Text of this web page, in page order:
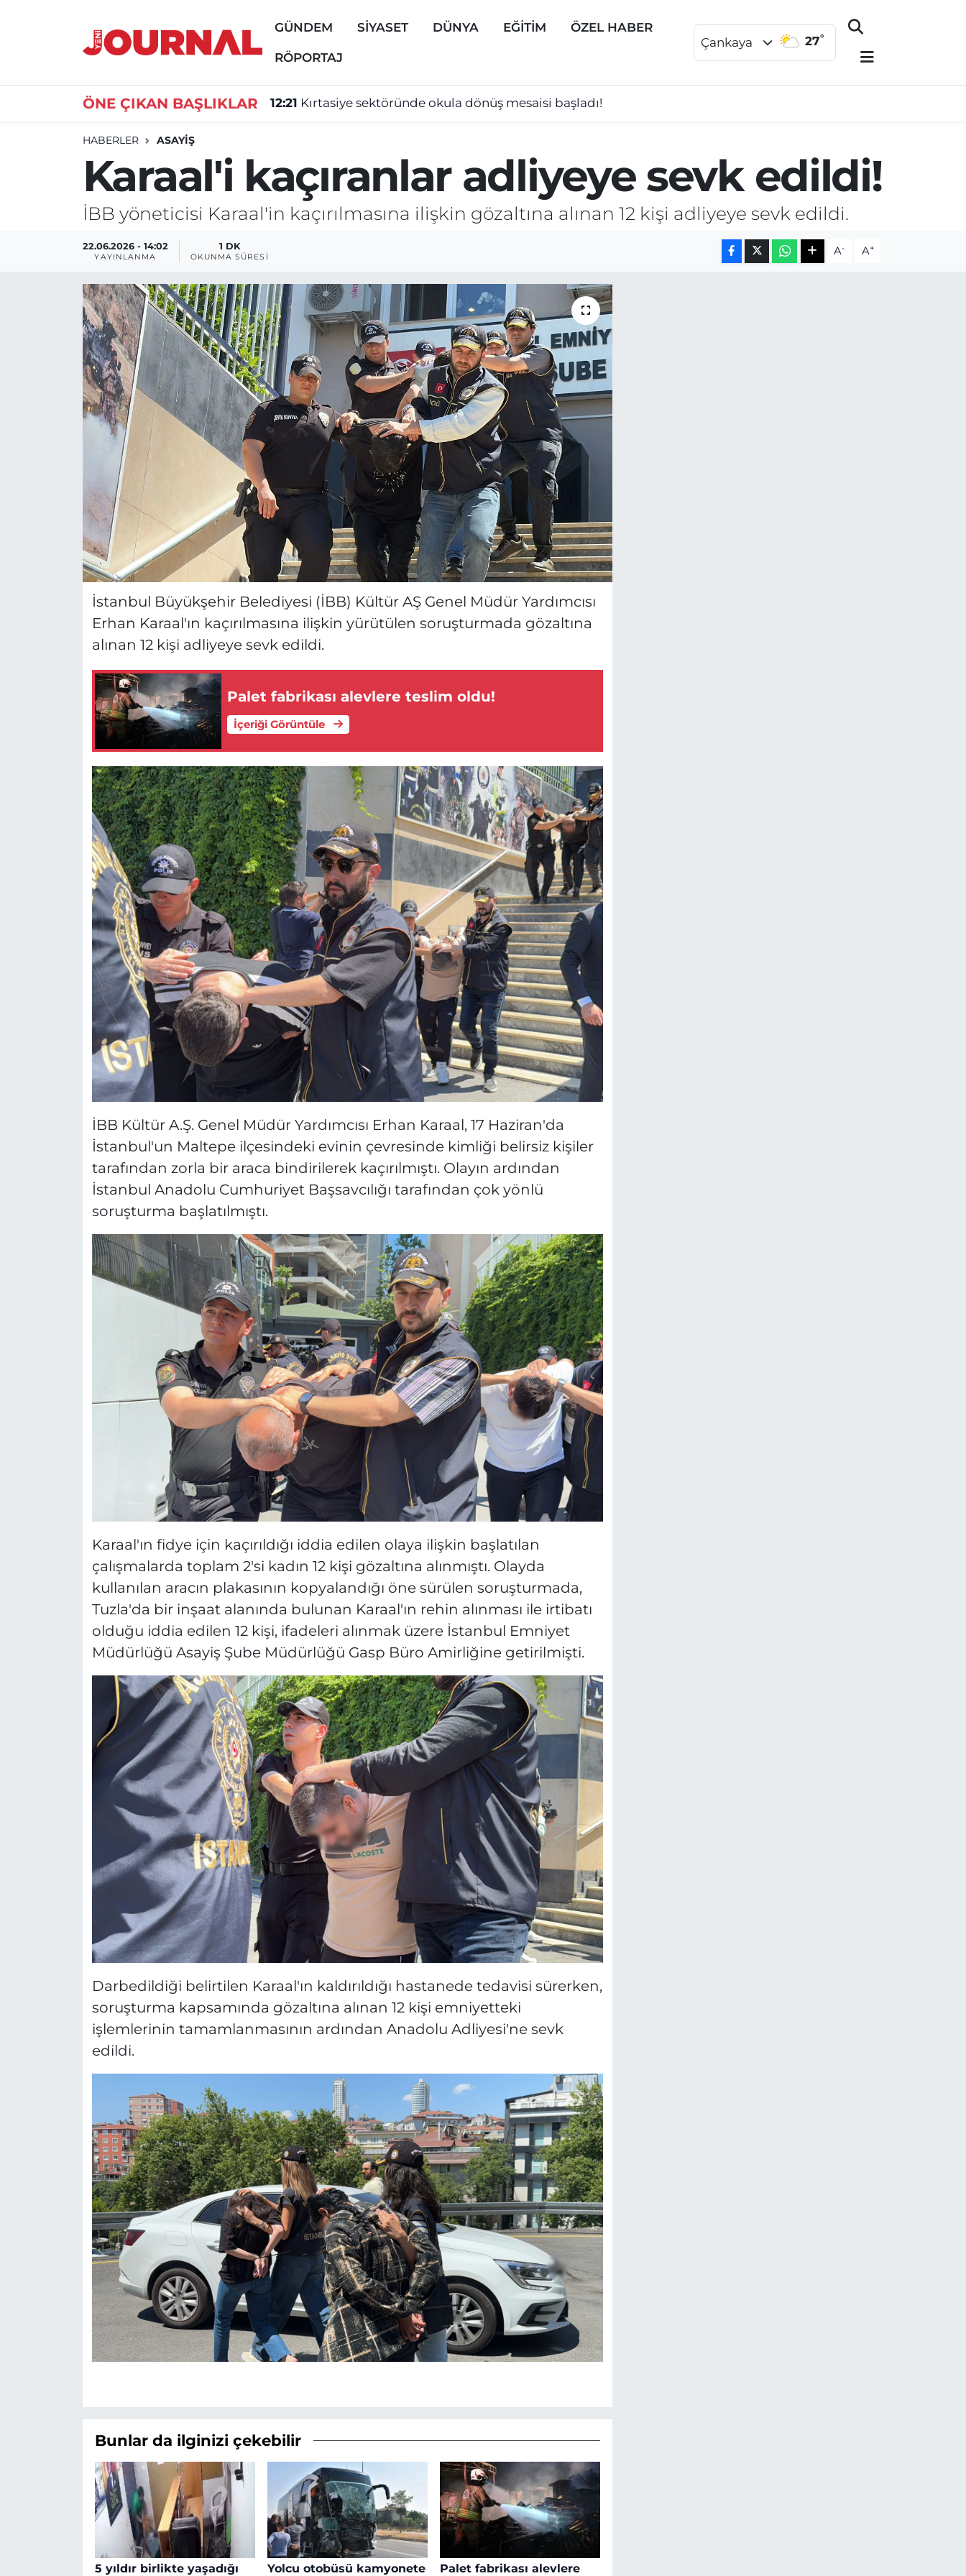
GÜNDEM SİYASET DÜNYA EĞİTİM ÖZEL HABER
RÖPORTAJ
Çankaya 27°
ÖNE ÇIKAN BAŞLIKLAR 12:21 Kırtasiye sektöründe okula dönüş mesaisi başladı!
HABERLER ASAYİŞ
Karaal'i kaçıranlar adliyeye sevk edildi!
İBB yöneticisi Karaal'in kaçırılmasına ilişkin gözaltına alınan 12 kişi adliyeye sevk edildi.
22.06.2026 - 14:02
YAYINLANMA
1 DK
OKUNMA SÜRESI A- A+
İstanbul Büyükşehir Belediyesi (İBB) Kültür AŞ Genel Müdür Yardımcısı
Erhan Karaal'ın kaçırılmasına ilişkin yürütülen soruşturmada gözaltına
alınan 12 kişi adliyeye sevk edildi.
Palet fabrikası alevlere teslim oldu!
İçeriği Görüntüle
İBB Kültür A.Ş. Genel Müdür Yardımcısı Erhan Karaal, 17 Haziran'da
İstanbul'un Maltepe ilçesindeki evinin çevresinde kimliği belirsiz kişiler
tarafından zorla bir araca bindirilerek kaçırılmıştı. Olayın ardından
İstanbul Anadolu Cumhuriyet Başsavcılığı tarafından çok yönlü
soruşturma başlatılmıştı.
Karaal'ın fidye için kaçırıldığı iddia edilen olaya ilişkin başlatılan
çalışmalarda toplam 2'si kadın 12 kişi gözaltına alınmıştı. Olayda
kullanılan aracın plakasının kopyalandığı öne sürülen soruşturmada,
Tuzla'da bir inşaat alanında bulunan Karaal'ın rehin alınması ile irtibatı
olduğu iddia edilen 12 kişi, ifadeleri alınmak üzere İstanbul Emniyet
Müdürlüğü Asayiş Şube Müdürlüğü Gasp Büro Amirliğine getirilmişti.
Darbedildiği belirtilen Karaal'ın kaldırıldığı hastanede tedavisi sürerken,
soruşturma kapsamında gözaltına alınan 12 kişi emniyetteki
işlemlerinin tamamlanmasının ardından Anadolu Adliyesi'ne sevk
edildi.
Bunlar da ilginizi çekebilir
5 yıldır birlikte yaşadığı
Yolcu otobüsü kamyonete
Palet fabrikası alevlere
GÜNDEM
DÜNYA
EĞİTİM
Nöbetçi Eczaneler
Süper Lig Puan Durumu ve Fikstür
Tüm Manşetler